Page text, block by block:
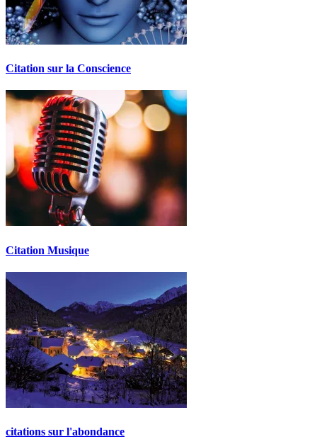
Citation sur la Conscience
Citation Musique
citations sur l'abondance